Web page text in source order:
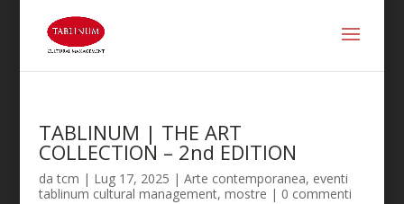
TABLINUM | THE ART
COLLECTION – 2nd EDITION
datcm | Lug 17, 2025 | Arte contemporanea, eventi
tablinum cultural management, mostre | 0 commenti